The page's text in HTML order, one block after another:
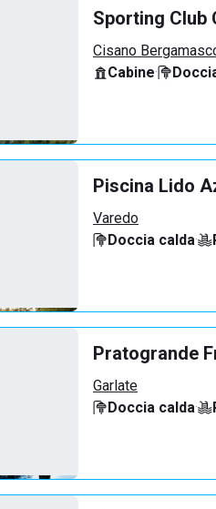
Sporting Club
Cisano
Cabine·
Piscina Lido
Varedo
Doccia calda·
Pratogrande
Garlate
Doccia calda·